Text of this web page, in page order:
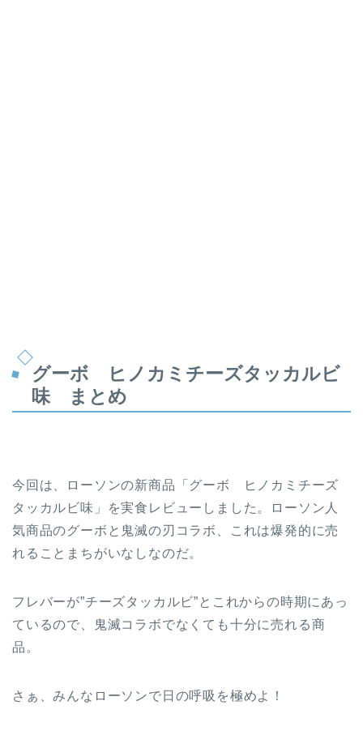
グーボ ヒノカミチーズタッカルビ
味 まとめ
今回は、ローソンの新商品「グーボ ヒノカミチーズ
タッカルビ味」を実食レビューしました。ローソン人
気商品のグーボと鬼滅の刃コラボ、これは爆発的に売
れることまちがいなしなのだ。
フレバーが”チーズタッカルビ”とこれからの時期にあっ
ているので、鬼滅コラボでなくても十分に売れる商
品。
さぁ、みんなローソンで日の呼吸を極めよ！